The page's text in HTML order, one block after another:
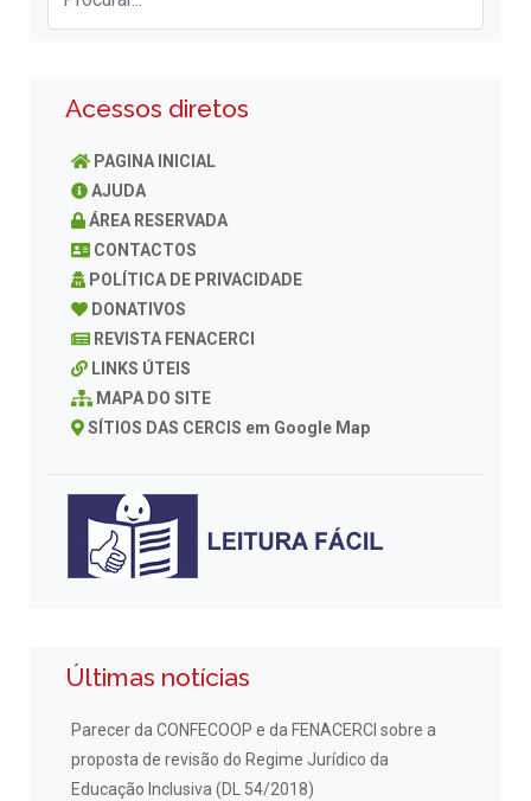
Acessos diretos
PAGINA INICIAL
AJUDA
ÁREA RESERVADA
CONTACTOS
POLÍTICA DE PRIVACIDADE
DONATIVOS
REVISTA FENACERCI
LINKS ÚTEIS
MAPA DO SITE
SÍTIOS DAS CERCIS em Google Map
Últimas notícias
Parecer da CONFECOOP e da FENACERCI sobre a
proposta de revisão do Regime Jurídico da
Educação Inclusiva (DL 54/2018)